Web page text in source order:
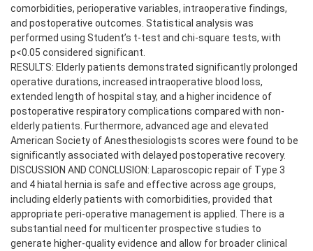
comorbidities, perioperative variables, intraoperative findings,
and postoperative outcomes. Statistical analysis was
performed using Student’s t-test and chi-square tests, with
p<0.05 considered significant.
RESULTS: Elderly patients demonstrated significantly prolonged
operative durations, increased intraoperative blood loss,
extended length of hospital stay, and a higher incidence of
postoperative respiratory complications compared with non-
elderly patients. Furthermore, advanced age and elevated
American Society of Anesthesiologists scores were found to be
significantly associated with delayed postoperative recovery.
DISCUSSION AND CONCLUSION: Laparoscopic repair of Type 3
and 4 hiatal hernia is safe and effective across age groups,
including elderly patients with comorbidities, provided that
appropriate peri-operative management is applied. There is a
substantial need for multicenter prospective studies to
generate higher-quality evidence and allow for broader clinical